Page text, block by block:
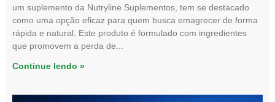
um suplemento da Nutryline Suplementos, tem se destacado
como uma opção eficaz para quem busca emagrecer de forma
rápida e natural. Este produto é formulado com ingredientes
que promovem a perda de
Continue lendo »